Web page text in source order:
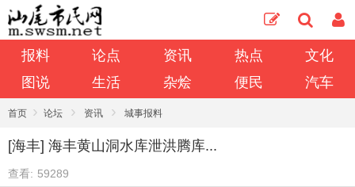
报料 论点 资讯 热点
文化
图说
生活 杂烩 便民 汽车
首页 › 论坛 › 资讯 › 城事报料
[海丰] 海丰黄山洞水库泄洪腾库...
查看: 59289